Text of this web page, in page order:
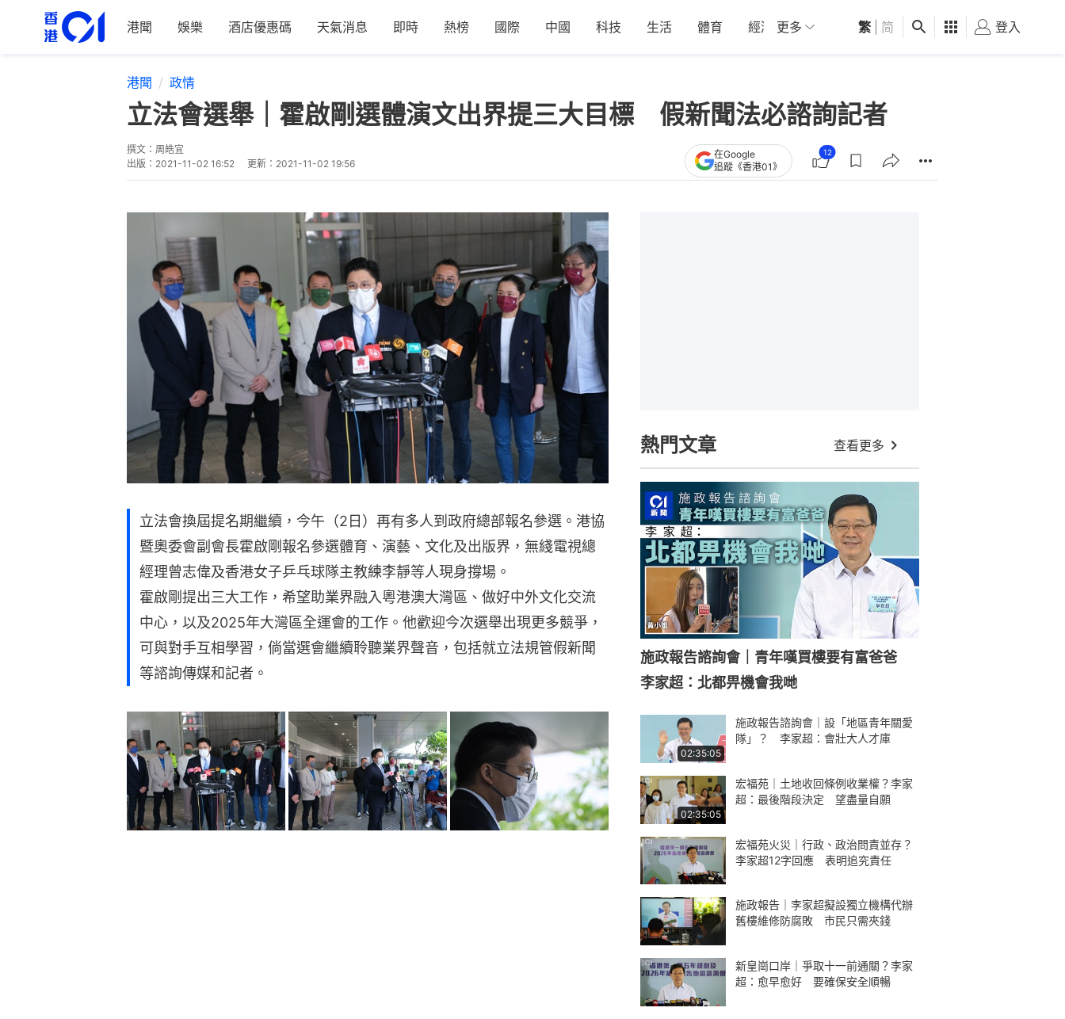
港聞 娛樂 酒店優惠碼 天氣消息 即時 熱榜 國際 中國 科技 生活 體育 經濟 01深圳 觀點 健康 好食玩飛
更多 繁 简 登入
港聞 政情
立法會選舉｜霍啟剛選體演文出界提三大目標 假新聞法必諮詢記者
撰文： 周皓宜
出版： 2021-11-02 16:52 更新： 2021-11-02 19:56
在Google
追蹤《香港01》
12
立法會換屆提名期繼續，今午（2日）再有多人到政府總部報名參選。港協
暨奧委會副會長霍啟剛報名參選體育、演藝、文化及出版界，無綫電視總
經理曾志偉及香港女子乒乓球隊主教練李靜等人現身撐場。
霍啟剛提出三大工作，希望助業界融入粵港澳大灣區、做好中外文化交流
中心，以及2025年大灣區全運會的工作。他歡迎今次選舉出現更多競爭，
可與對手互相學習，倘當選會繼續聆聽業界聲音，包括就立法規管假新聞
等諮詢傳媒和記者。
熱門文章 查看更多
施政報告諮詢會｜青年嘆買樓要有富爸爸
李家超：北都畀機會我哋
02:35:05
施政報告諮詢會｜設「地區青年關愛
隊」？ 李家超：會壯大人才庫
02:35:05
宏福苑｜土地收回條例收業權？李家
超：最後階段決定 望盡量自願
宏福苑火災｜行政、政治問責並存？
李家超12字回應 表明追究責任
施政報告｜李家超擬設獨立機構代辦
舊樓維修防腐敗 市民只需夾錢
新皇崗口岸｜爭取十一前通關？李家
超：愈早愈好 要確保安全順暢